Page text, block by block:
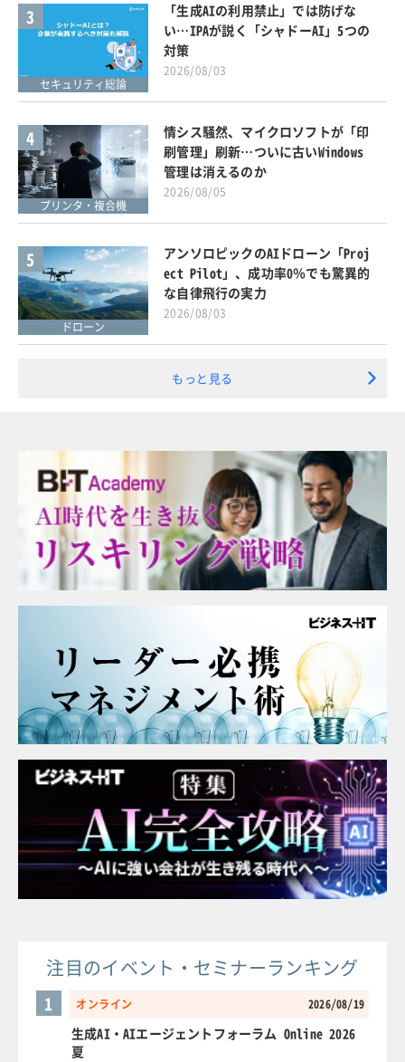
3
セキュリティ総論
「生成AIの利用禁止」では防げな
い…IPAが説く「シャドーAI」5つの
対策
2026/08/03
4
プリンタ・複合機
情シス騒然、マイクロソフトが「印
刷管理」刷新…ついに古いWindows
管理は消えるのか
2026/08/05
5
ドローン
アンソロピックのAIドローン「Proj
ect Pilot」、成功率0％でも驚異的
な自律飛行の実力
2026/08/03
もっと見る
注目のイベント・セミナーランキング
オンライン 2026/08/19
1
生成AI・AIエージェントフォーラム Online 2026
夏